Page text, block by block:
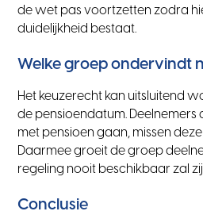
de wet pas voortzetten zodra
duidelijkheid bestaat.
Welke groep ondervindt
Het keuzerecht kan uitsluitend
de pensioendatum. Deelnemers
met pensioen gaan, missen
Daarmee groeit de groep
regeling nooit beschikbaar zal
Conclusie